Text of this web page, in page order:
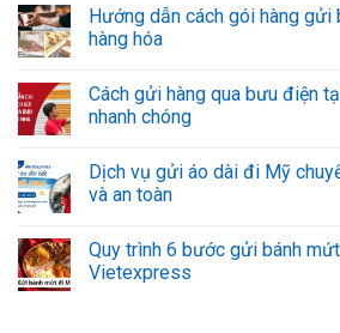
Hướng dẫn cách gói hàng
hàng hóa
Cách gửi hàng qua bưu điện
nhanh chóng
Dịch vụ gửi áo dài đi Mỹ
và an toàn
Quy trình 6 bước gửi bánh
Vietexpress